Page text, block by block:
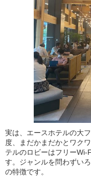
実は、エースホテルの大
度、まだかまだかとワク
テルのロビーはフリーWi-
す。ジャンルを問わずい
の特徴です。